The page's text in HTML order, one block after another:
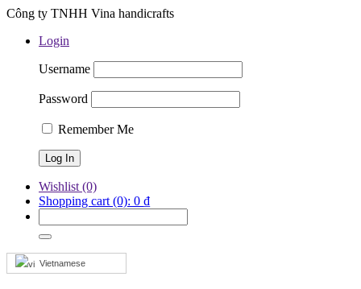
Công ty TNHH Vina handicrafts
Login
Username
Password
Remember Me
Wishlist (0)
Shopping cart (0): 0 ₫
Vietnamese